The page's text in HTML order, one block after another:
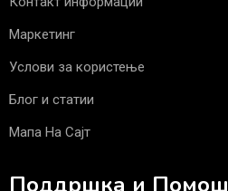
Маркетинг
Услови за користење
Блог и статии
Мапа На Сајт
Поддршка и Помош